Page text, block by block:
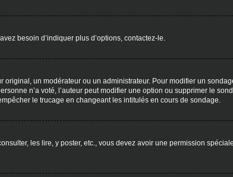
besoin d’indiquer plus d’options, contactez-le.
un modérateur ou un administrateur. Pour modifier un
n’a voté, l’auteur peut modifier une option ou supprimer le
le trucage en changeant les intitulés en cours de sondage.
les lire, y poster, etc., vous devez avoir une permission